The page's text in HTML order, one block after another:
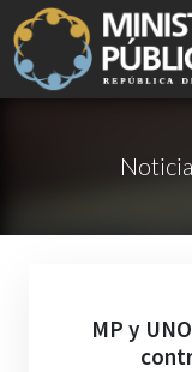
MP y